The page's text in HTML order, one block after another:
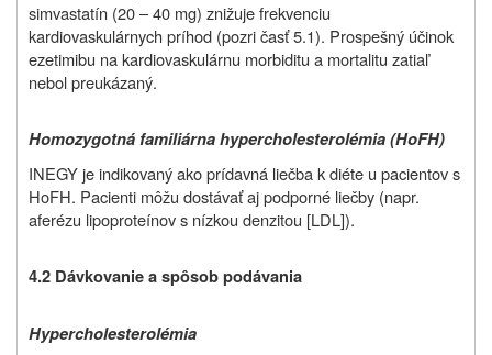
simvastatín (20 – 40 mg) znižuje frekvenciu
kardiovaskulárnych príhod (pozri časť 5.1). Prospešný účinok
ezetimibu na kardiovaskulárnu morbiditu a mortalitu zatiaľ
nebol preukázaný.
Homozygotná familiárna hypercholesterolémia (HoFH)
INEGY je indikovaný ako prídavná liečba k diéte u pacientov s
HoFH. Pacienti môžu dostávať aj podporné liečby (napr.
aferézu lipoproteínov s nízkou denzitou [LDL]).
4.2 Dávkovanie a spôsob podávania
Hypercholesterolémia